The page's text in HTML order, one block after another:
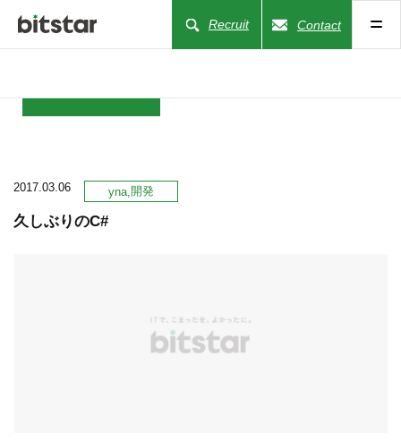
Recruit Contact
COMPANY
2017.03.06 yna 開発
久しぶりのC#